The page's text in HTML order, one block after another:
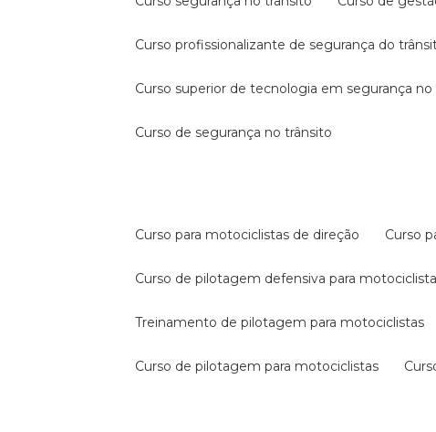
curso profissionalizante de segurança do
curso superior de tecnologia em segurança
curso de segurança no trânsito
curso para motociclistas de direção curso
curso de pilotagem defensiva para
treinamento de pilotagem para motociclistas
curso de pilotagem para motociclistas